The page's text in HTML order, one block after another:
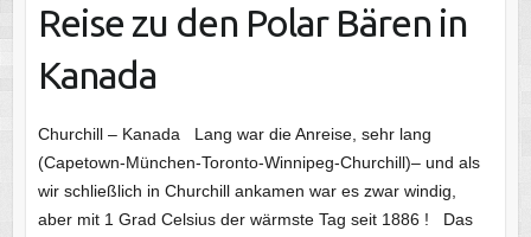
Reise zu den Polar Bären in
Kanada
Churchill – Kanada Lang war die Anreise, sehr lang
(Capetown-München-Toronto-Winnipeg-Churchill)– und als
wir schließlich in Churchill ankamen war es zwar windig,
aber mit 1 Grad Celsius der wärmste Tag seit 1886 ! Das